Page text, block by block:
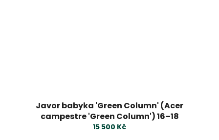
Javor babyka 'Green Column' (Acer
campestre 'Green Column') 16–18
15 500 Kč